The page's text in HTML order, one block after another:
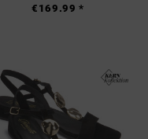
€169.99 *